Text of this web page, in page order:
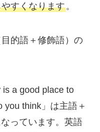
すくなります。
的語＋修飾語）の
is a good place to
you think」は主語＋
っています。英語